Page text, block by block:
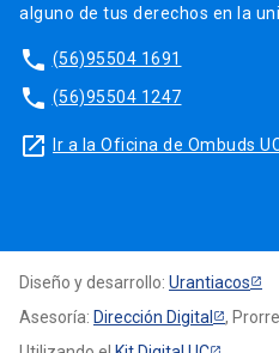
alguno de tus derechos en la
phone (56)95504 1691
phone (56)95504 1247
launch Ir a la Oficina de Ombuds
Diseño y desarrollo: Urantiacos
Asesoría: Dirección Digital
,